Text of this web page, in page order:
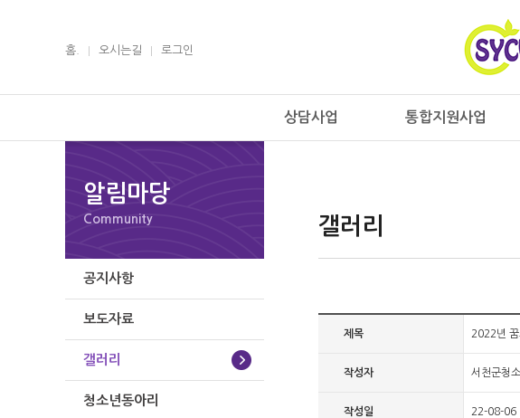
홈. 오시는길 로그인
상담사업 통합지원사업
알림마당
Community
공지사항
보도자료
갤러리
청소년동아리
갤러리
제목 2022년
작성자 서천군청
작성일 22-08-06